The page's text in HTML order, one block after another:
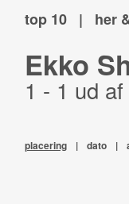
top 10 | her
Ekko
1 - 1 ud
placering | dato |